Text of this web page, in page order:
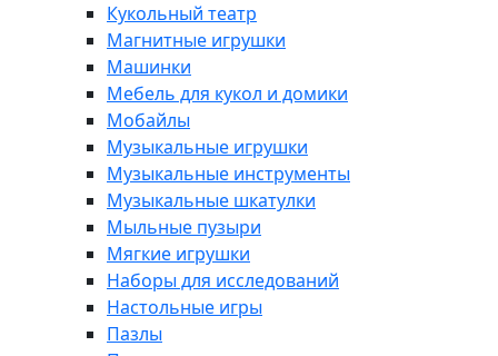
Кукольный театр
Магнитные игрушки
Машинки
Мебель для кукол и домики
Мобайлы
Музыкальные игрушки
Музыкальные инструменты
Музыкальные шкатулки
Мыльные пузыри
Мягкие игрушки
Наборы для исследований
Настольные игры
Пазлы